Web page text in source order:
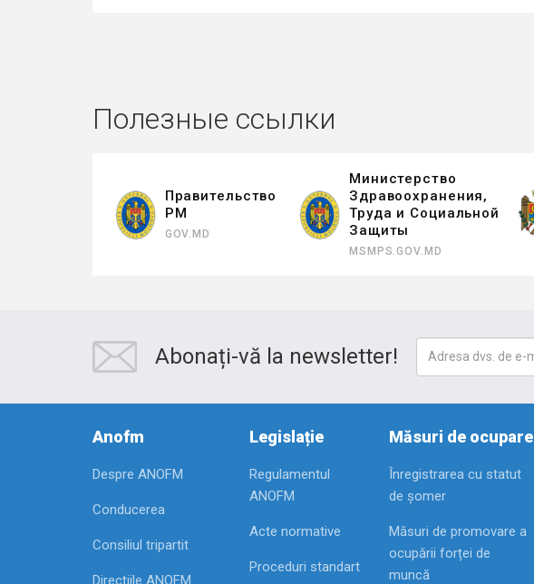
Полезные ссылки
Правительство
РМ
GOV.MD
Министерство
Здравоохранения,
Труда и Социальной
Защиты
MSMPS.GOV.MD
Abonați-vă la newsletter!
Anofm
Despre ANOFM
Conducerea
Consiliul tripartit
Direcţiile ANOFM
Legislație
Regulamentul
ANOFM
Acte normative
Proceduri standart
Măsuri de ocupare
Înregistrarea cu statut
de șomer
Măsuri de promovare a
ocupării forței de
muncă